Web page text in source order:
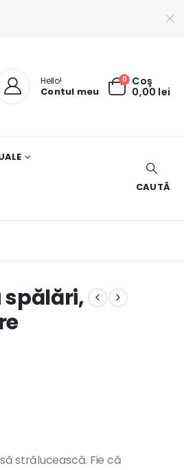
Hello!
Contul meu
0 Coş
0,00 lei
CAUTĂ
spălări,
strălucească. Fie că